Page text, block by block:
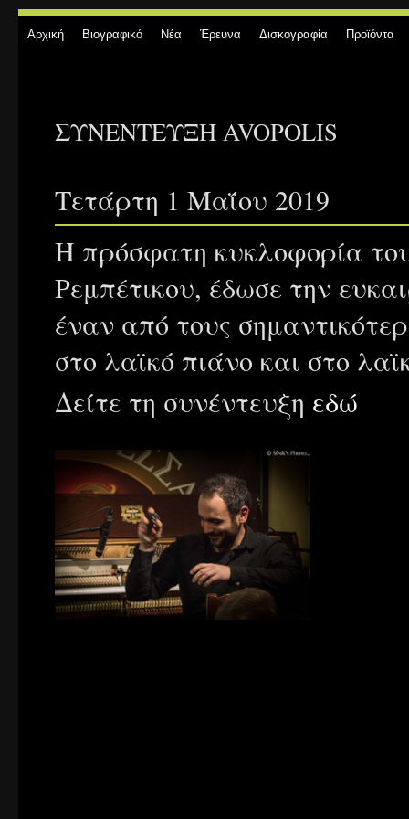
Αρχική Βιογραφικό Νέα Έρευνα Δισκογραφία Προϊόντα
ΣΥΝΕΝΤΕΥΞΗ AVOPOLIS
Τετάρτη 1 Μαΐου 2019
Η πρόσφατη κυκλοφορία
Ρεμπέτικου, έδωσε την
έναν από τους
στο λαϊκό πιάνο και στο
Δείτε τη συνέντευξη εδώ